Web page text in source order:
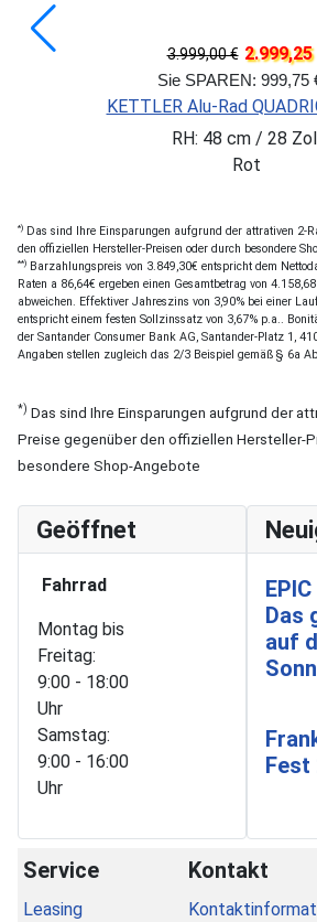
3.999,00 € 2.999,25
Sie SPAREN: 999,75
KETTLER Alu-Rad
RH: 48 cm / 28
Rot
*) Das sind Ihre Einsparungen aufgrund der attrativen 2-
den offiziellen Hersteller-Preisen oder durch besondere
**) Barzahlungspreis von 3.849,30€ entspricht dem
Raten a 86,64€ ergeben einen Gesamtbetrag von
abweichen. Effektiver Jahreszins von 3,90% bei einer
entspricht einem festen Sollzinssatz von 3,67% p.a..
der Santander Consumer Bank AG, Santander-Platz 1,
Angaben stellen zugleich das 2/3 Beispiel gemäß § 6a
*) Das sind Ihre Einsparungen aufgrund der
Preise gegenüber den offiziellen Hersteller-
besondere Shop-Angebote
Geöffnet
Fahrrad
Montag bis
Freitag:
9:00 - 18:00
Uhr
Samstag:
9:00 - 16:00
Uhr
Das
auf
Fest
Service
Leasing
Kontakt